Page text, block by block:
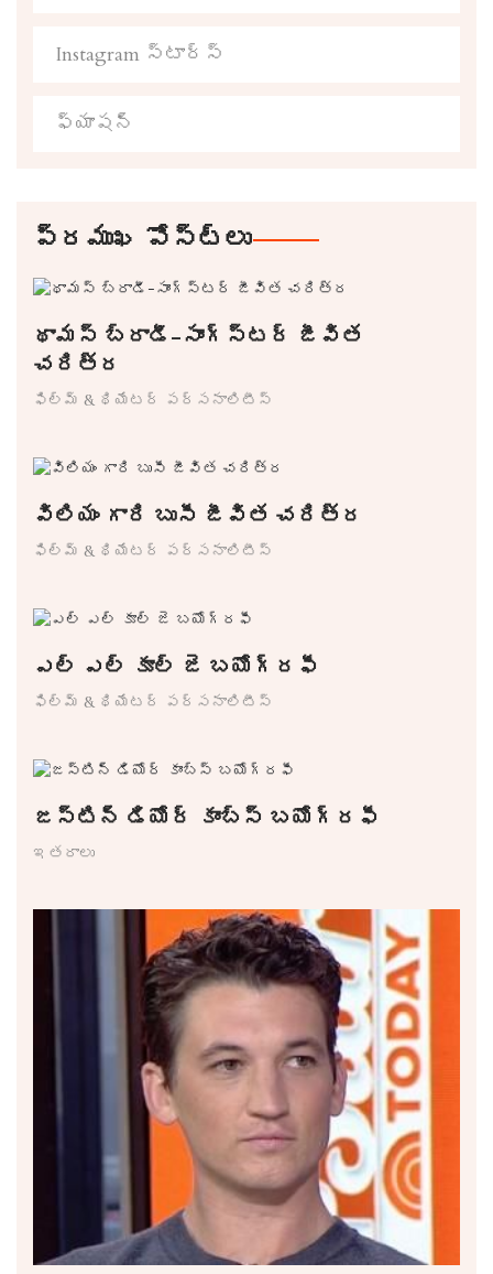
Instagram స్టార్స్
ఫ్యాషన్
ప్రముఖ పోస్ట్లు
థామస్ బ్రాడీ-సాంగ్స్టర్ జీవిత
చరిత్ర
ఫిల్మ్ & థియేటర్ పర్సనాలిటీస్
విలియం గారి బుసీ జీవిత చరిత్ర
ఫిల్మ్ & థియేటర్ పర్సనాలిటీస్
ఎల్ ఎల్ కూల్ జె బయోగ్రఫీ
ఫిల్మ్ & థియేటర్ పర్సనాలిటీస్
జస్టిన్ డియోర్ కాంబ్స్ బయోగ్రఫీ
ఇతరాలు